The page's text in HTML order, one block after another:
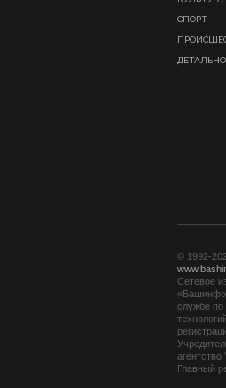
СПОРТ
ДЕТАЛЬНО
© 1992-
Сетевое
службе
Главный